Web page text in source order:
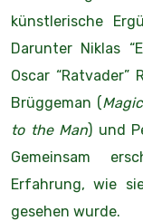
künstlerische
Darunter Niklas
Oscar “Ratvader”
Brüggeman (
to the Man) und
Gemeinsam
Erfahrung, wie
gesehen wurde.